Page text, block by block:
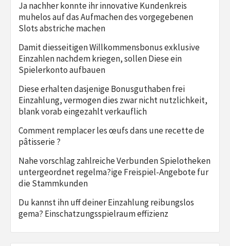
Ja nachher konnte ihr innovative Kundenkreis
muhelos auf das Aufmachen des vorgegebenen
Slots abstriche machen
Damit diesseitigen Willkommensbonus exklusive
Einzahlen nachdem kriegen, sollen Diese ein
Spielerkonto aufbauen
Diese erhalten dasjenige Bonusguthaben frei
Einzahlung, vermogen dies zwar nicht nutzlichkeit,
blank vorab eingezahlt verkauflich
Comment remplacer les œufs dans une recette de
pâtisserie ?
Nahe vorschlag zahlreiche Verbunden Spielotheken
untergeordnet regelma?ige Freispiel-Angebote fur
die Stammkunden
Du kannst ihn uff deiner Einzahlung reibungslos
gema? Einschatzungsspielraum effizienz